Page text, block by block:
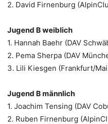
2. David Firnenburg
Jugend B weiblich
1. Hannah Baehr (DAV
2. Pema Sherpa (DAV
3. Lili Kiesgen (Frankfurt/
Jugend B männlich
1. Joachim Tensing (DAV
2. Ruben Firnenburg